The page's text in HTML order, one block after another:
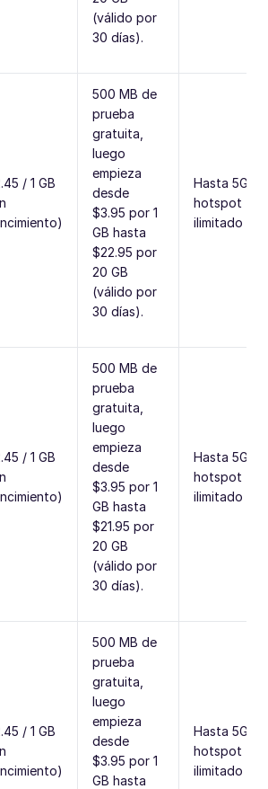
(válido por
30 días).
/ 1 GB
500 MB de
prueba
gratuita,
luego
empieza
desde
$3.95 por 1
GB hasta
$22.95 por
20 GB
(válido por
30 días).
Hasta 5G,
hotspot
ilimitado
/ 1 GB
500 MB de
prueba
gratuita,
luego
empieza
desde
$3.95 por 1
GB hasta
$21.95 por
20 GB
(válido por
30 días).
Hasta 5G,
hotspot
ilimitado
/ 1 GB
500 MB de
prueba
gratuita,
luego
empieza
desde
$3.95 por 1
GB hasta
Hasta 5G,
hotspot
ilimitado